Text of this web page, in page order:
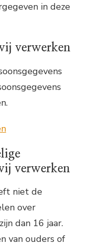
in deze
verwerken
verwerken
niet de
over
dan 16 jaar.
van ouders of